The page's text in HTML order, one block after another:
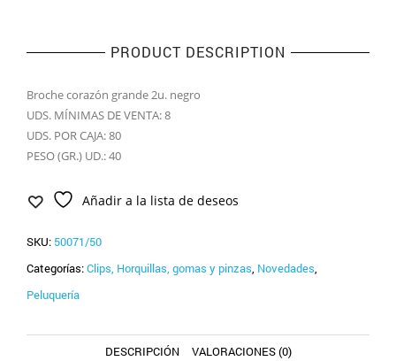
PRODUCT DESCRIPTION
Broche corazón grande 2u. negro
UDS. MÍNIMAS DE VENTA: 8
UDS. POR CAJA: 80
PESO (GR.) UD.: 40
Añadir a la lista de deseos
SKU: 50071/50
Categorías:Clips, Horquillas, gomas y pinzas, Novedades,
Peluquería
DESCRIPCIÓN VALORACIONES (0)